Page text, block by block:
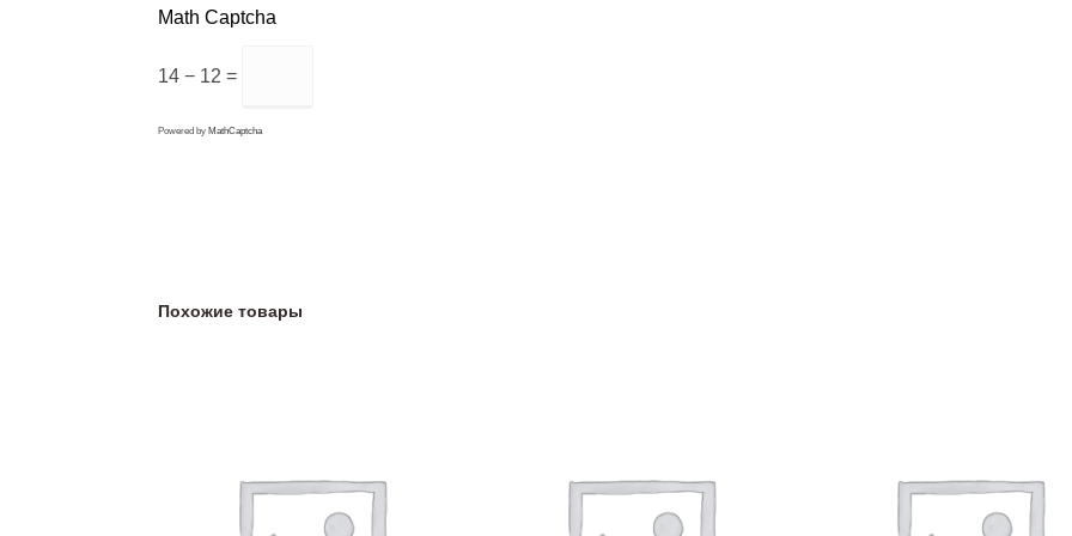
Math Captcha
14 − 12 =
Powered by MathCaptcha
Похожие товары